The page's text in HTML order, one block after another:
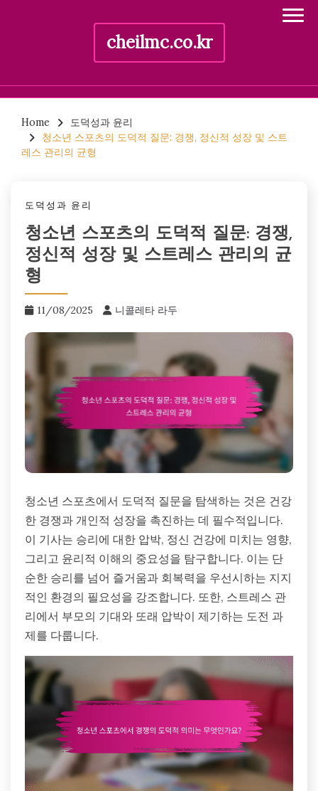
cheilmc.co.kr
content
Home
도덕성과 윤리
청소년 스포츠의 도덕적 질문: 경쟁, 정신적 성장 및 스트
레스 관리의 균형
도덕성과 윤리
청소년 스포츠의 도덕적 질문: 경쟁,
정신적 성장 및 스트레스 관리의 균
형
11/08/2025 니콜레타 라두
청소년 스포츠에서 도덕적 질문을 탐색하는 것은 건강
한 경쟁과 개인적 성장을 촉진하는 데 필수적입니다.
이 기사는 승리에 대한 압박, 정신 건강에 미치는 영향,
그리고 윤리적 이해의 중요성을 탐구합니다. 이는 단
순한 승리를 넘어 즐거움과 회복력을 우선시하는 지지
적인 환경의 필요성을 강조합니다. 또한, 스트레스 관
리에서 부모의 기대와 또래 압박이 제기하는 도전 과
제를 다룹니다.